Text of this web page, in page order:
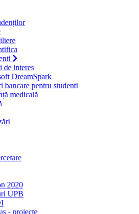
de interes
DreamSpark
bancare pentru studenti
medicală
2020
UPB
- proiecte